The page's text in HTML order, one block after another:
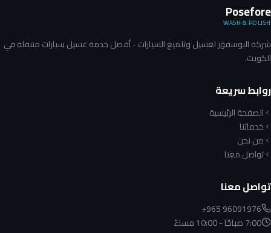
Posefore
WASH & POLISH
شركة البوسفور لغسيل وتلميع السيارات - أفضل خدمة غسيل سيارات متنقلة في
الكويت.
روابط سريعة
الصفحة الرئيسية
خدماتنا
من نحن
تواصل معنا
تواصل معنا
+965 96091976
7:00 صباحًا - 10:00 مساءً